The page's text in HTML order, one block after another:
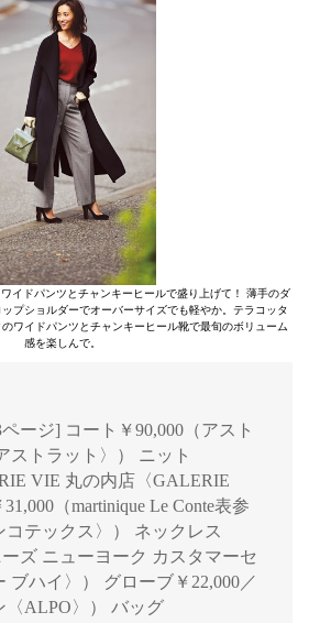
イドパンツとチャンキーヒールで盛り上げて！ 薄手のダ
プショルダーでオーバーサイズでも軽やか。テラコッタ
ワイドパンツとチャンキーヒール靴で最旬のボリューム
感を楽しんで。
ージ] コート￥90,000（アスト
ストラット〉） ニット
VIE 丸の内店〈GALERIE
（martinique Le Conte表参
テックス〉） ネックレス
ーズ ニューヨーク カスタマーセ
ブハイ〉） グローブ￥22,000／
〈ALPO〉） バッグ